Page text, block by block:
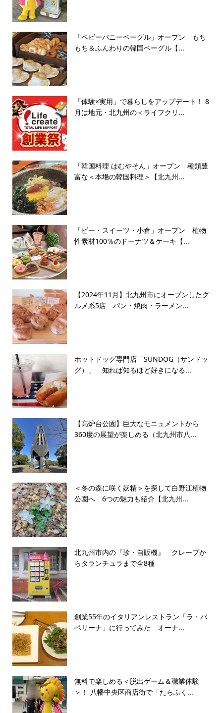
「ベビーバニーベーグル」オープン もち
もち＆ふんわりの韓国ベーグル【...
「体験×実用」で暮らしをアップデート！ 8
月は地元・北九州の＜ライフクリ...
「韓国料理 はむやそん」オープン 種類豊
富な＜本場の韓国料理＞【北九州...
「ビー・スイーツ・小倉」オープン 植物
性素材100％のドーナツ＆ケーキ【...
【2024年11月】北九州市にオープンしたグ
ルメ系5店 パン・焼肉・ラーメン...
ホットドッグ専門店「SUNDOG（サンドッ
グ）」 知れば知るほど好きになる...
【高炉台公園】巨大なモニュメントから
360度の展望が楽しめる（北九州市八...
＜冬の森に咲く妖精＞を探して白野江植物
公園へ 6つの魅力も紹介【北九州...
北九州市内の『珍・自販機』 クレープか
らタランチュラまで全8種
創業55年のイタリアンレストラン「ラ・パ
ペリーナ」に行ってみた オーナ...
無料で楽しめる＜脱出ゲーム＆職業体験
＞！ 八幡中央区商店街で「たらふく...